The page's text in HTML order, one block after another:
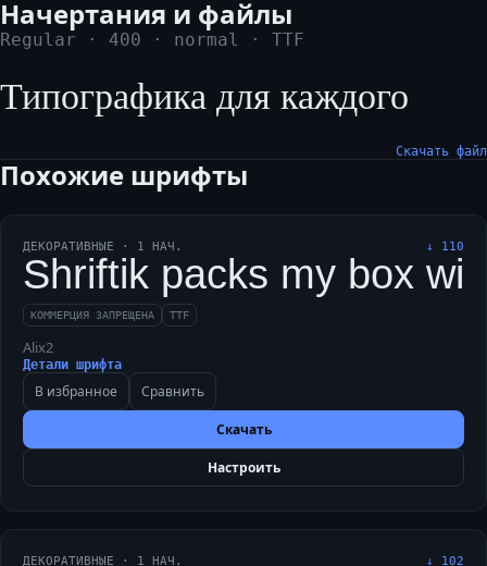
Начертания и файлы
Regular · 400 · normal · TTF
Типографика для каждого
Скачать файл
Похожие шрифты
ДЕКОРАТИВНЫЕ · 1 НАЧ. ↓ 110
Shriftik packs my box
КОММЕРЦИЯ ЗАПРЕЩЕНА TTF
Alix2
Детали шрифта
В избранное Сравнить
Скачать
Настроить
ДЕКОРАТИВНЫЕ · 1 НАЧ. ↓ 102